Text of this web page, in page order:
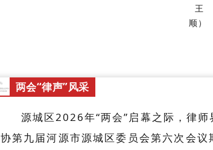
王
顺）
两会“律声”风采
源城区2026年“两会”启幕之际，律
协第九届河源市源城区委员会第六次会